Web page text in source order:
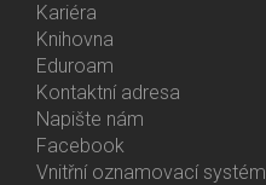
Kariéra
Knihovna
Eduroam
Kontaktní adresa
Napište nám
Facebook
Vnitřní oznamovací systém